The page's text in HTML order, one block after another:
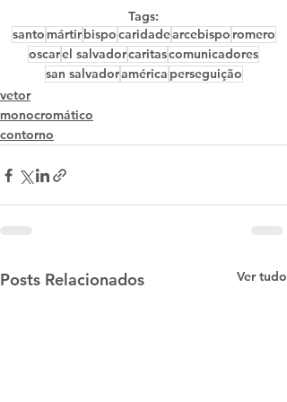
Tags:
santo mártirbispocaridadearcebispo romero
oscarel salvadorcaritascomunicadores
san salvadoramérica perseguição
vetor
monocromático
contorno
Posts Relacionados Ver tudo